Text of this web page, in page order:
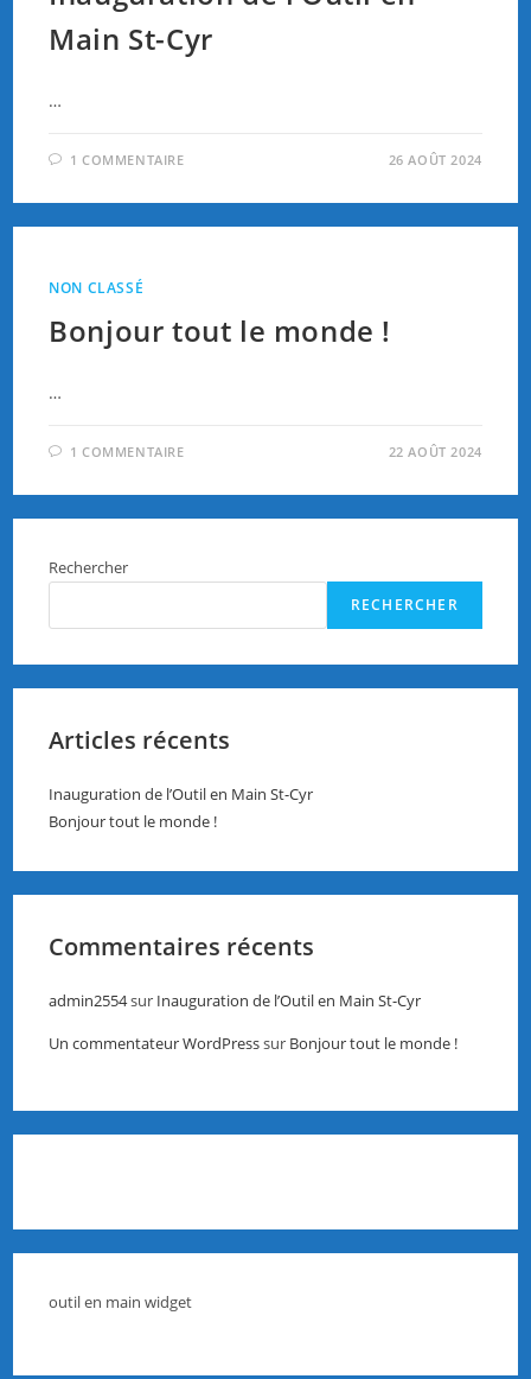
Main St-Cyr
…
1 COMMENTAIRE 26 AOÛT 2024
NON CLASSÉ
Bonjour tout le monde !
…
1 COMMENTAIRE 22 AOÛT 2024
Rechercher
RECHERCHER
Articles récents
Inauguration de l’Outil en Main St-Cyr
Bonjour tout le monde !
Commentaires récents
admin2554sur Inauguration de l’Outil en Main St-Cyr
Un commentateur WordPresssur Bonjour tout le monde !
outil en main widget